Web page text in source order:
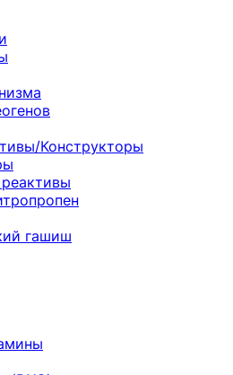
Конструкторы
гашиш